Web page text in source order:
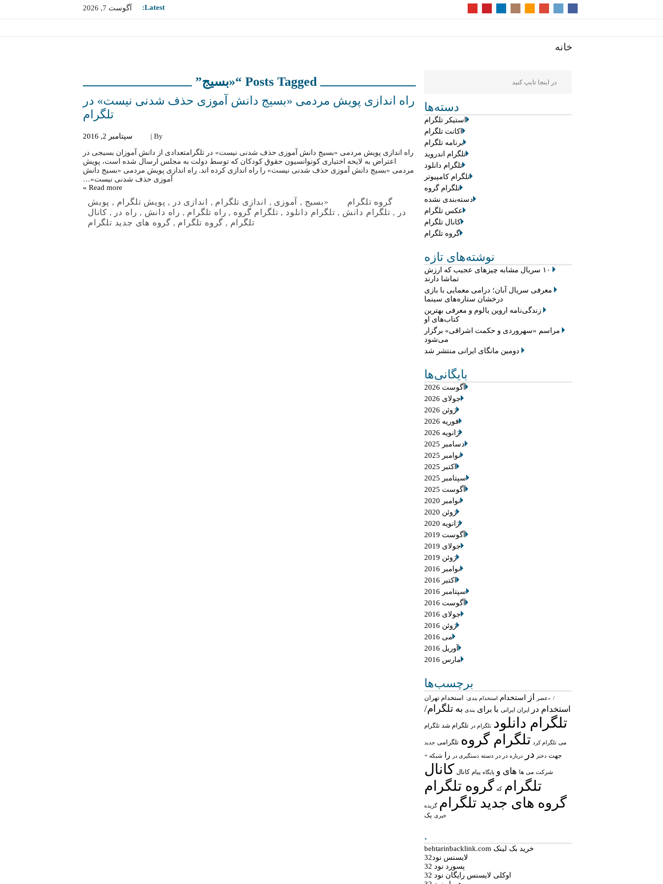
آگوست 7, 2026 Latest:
خانه
دسته‌ها
استیکر تلگرام
اکانت تلگرام
برنامه تلگرام
تلگرام اندروید
تلگرام دانلود
تلگرام کامپیوتر
تلگرام گروه
دسته‌بندی نشده
عکس تلگرام
کانال تلگرام
گروه تلگرام
نوشته‌های تازه
۱۰ سریال مشابه چیزهای عجیب که ارزش
تماشا دارند
معرفی سریال آبان؛ درامی معمایی با بازی
درخشان ستاره‌های سینما
زندگی‌نامه اروین یالوم و معرفی بهترین
کتاب‌های او
مراسم «سهروردی و حکمت اشراقی» برگزار
می‌شود
دومین مانگای ایرانی منتشر شد
بایگانی‌ها
آگوست 2026
جولای 2026
ژوئن 2026
فوریه 2026
ژانویه 2026
دسامبر 2025
نوامبر 2025
اکتبر 2025
سپتامبر 2025
آگوست 2025
نوامبر 2020
ژوئن 2020
ژانویه 2020
آگوست 2019
جولای 2019
ژوئن 2019
نوامبر 2016
اکتبر 2016
سپتامبر 2016
آگوست 2016
جولای 2016
ژوئن 2016
می 2016
آوریل 2016
مارس 2016
برچسب‌ها
/ «عصر از استخدام استخدام بندی: استخدام تهران
استخدام در ایران ایرانی با برای بندی به تلگرام/
تلگرام دانلود تلگرام در تلگرام شد تلگرام
می تلگرام کرد تلگرام گروه تلگرامی جدید
جهت دختر در درباره در در دسته دستگیری در را شبکه +
شرکت می ها های و پایگاه پیام کانال کانال
تلگرام که گروه تلگرام
گروه های جدید تلگرام گزیده
خبری یک
.
خرید بک لینک behtarinbacklink.com
لایسنس نود32
پسورد نود 32
اوکلی لایسنس رایگان نود 32
Posts Tagged “«بسیج”
راه اندازی پویش مردمی «بسیج دانش آموزی حذف شدنی نیست» در
تلگرام
By | سپتامبر 2, 2016
راه اندازی پویش مردمی «بسیج دانش آموزی حذف شدنی نیست» در تلگرامتعدادی از دانش آموزان بسیجی در
اعتراض به لایحه اختیاری کونوانسیون حقوق کودکان که توسط دولت به مجلس ارسال شده است، پویش
مردمی «بسیج دانش آموزی حذف شدنی نیست» را راه اندازی کرده اند. راه اندازی پویش مردمی «بسیج دانش
آموزی حذف شدنی نیست»…
Read more »
گروه تلگرام «بسیج , آموزی , اندازی تلگرام , اندازی در , پویش تلگرام , پویش
در
, تلگرام دانش , تلگرام دانلود , تلگرام گروه , راه تلگرام , راه دانش , راه در , کانال
تلگرام , گروه تلگرام , گروه های جدید تلگرام